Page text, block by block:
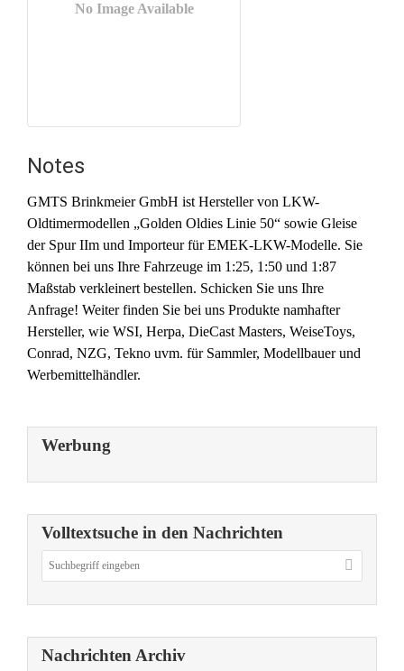
No Image Available
Notes
GMTS Brinkmeier GmbH ist Hersteller von LKW-
Oldtimermodellen „Golden Oldies Linie 50“ sowie Gleise
der Spur IIm und Importeur für EMEK-LKW-Modelle. Sie
können bei uns Ihre Fahrzeuge im 1:25, 1:50 und 1:87
Maßstab verkleinert bestellen. Schicken Sie uns Ihre
Anfrage! Weiter finden Sie bei uns Produkte namhafter
Hersteller, wie WSI, Herpa, DieCast Masters, WeiseToys,
Conrad, NZG, Tekno uvm. für Sammler, Modellbauer und
Werbemittelhändler.
Werbung
Volltextsuche in den Nachrichten
Nachrichten Archiv